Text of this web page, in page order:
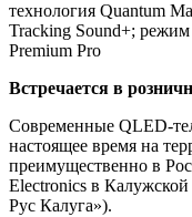
технология Quantum
Tracking Sound+;
Premium Pro
Встречается в
Современные QLED-
настоящее время на
преимущественно в
Electronics в
Рус Калуга»).